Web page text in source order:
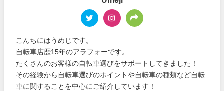
こんちにはうめじです。
自転車店歴15年のアラフォーです。
たくさんのお客様の自転車選びをサポートしてきました！
その経験から自転車選びのポイントや自転車の種類など自転
車に関することを中心にご紹介しています！